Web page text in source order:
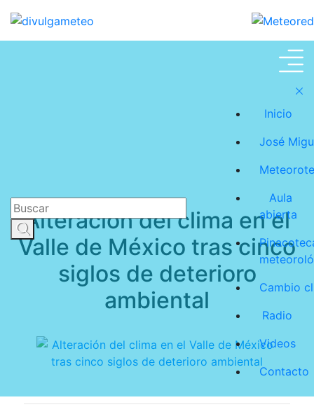
Inicio
José
Aula
abierta
Cambio
Radio
Videos
Contacto
Meteoroteca
Alteración del clima en el
Valle de México tras cinco
siglos de deterioro
ambiental